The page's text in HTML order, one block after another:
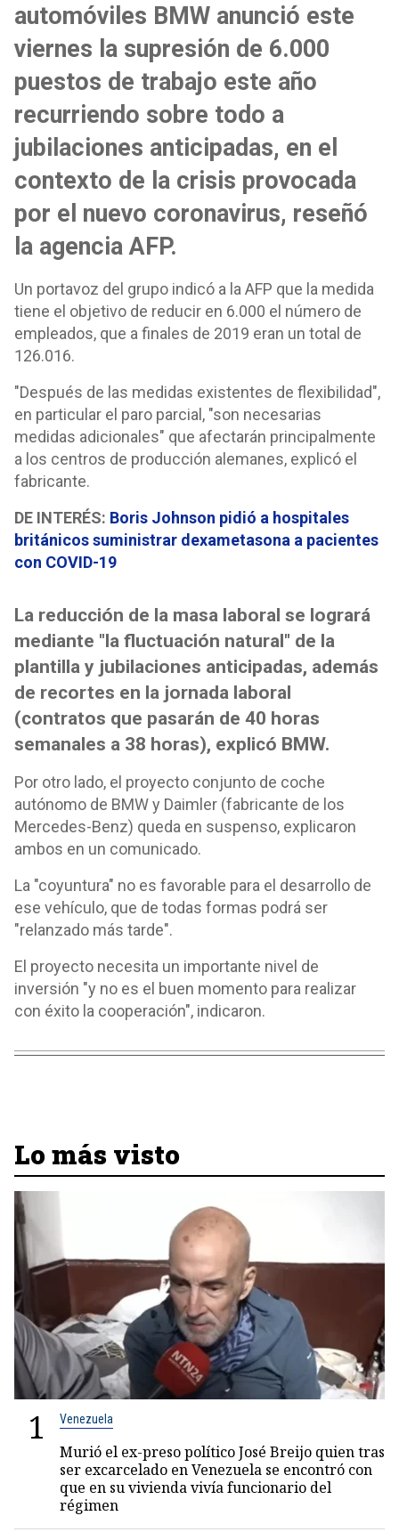
automóviles BMW anunció este
viernes la supresión de 6.000
puestos de trabajo este año
recurriendo sobre todo a
jubilaciones anticipadas, en el
contexto de la crisis provocada
por el nuevo coronavirus, reseñó
la agencia AFP.
Un portavoz del grupo indicó a la AFP que la medida
tiene el objetivo de reducir en 6.000 el número de
empleados, que a finales de 2019 eran un total de
126.016.
"Después de las medidas existentes de flexibilidad",
en particular el paro parcial, "son necesarias
medidas adicionales" que afectarán principalmente
a los centros de producción alemanes, explicó el
fabricante.
DE INTERÉS: Boris Johnson pidió a hospitales
británicos suministrar dexametasona a pacientes
con COVID-19
La reducción de la masa laboral se logrará
mediante "la fluctuación natural" de la
plantilla y jubilaciones anticipadas, además
de recortes en la jornada laboral
(contratos que pasarán de 40 horas
semanales a 38 horas), explicó BMW.
Por otro lado, el proyecto conjunto de coche
autónomo de BMW y Daimler (fabricante de los
Mercedes-Benz) queda en suspenso, explicaron
ambos en un comunicado.
La "coyuntura" no es favorable para el desarrollo de
ese vehículo, que de todas formas podrá ser
"relanzado más tarde".
El proyecto necesita un importante nivel de
inversión "y no es el buen momento para realizar
con éxito la cooperación", indicaron.
Lo más visto
1 Venezuela
Murió el ex-preso político José Breijo quien tras
ser excarcelado en Venezuela se encontró con
que en su vivienda vivía funcionario del
régimen